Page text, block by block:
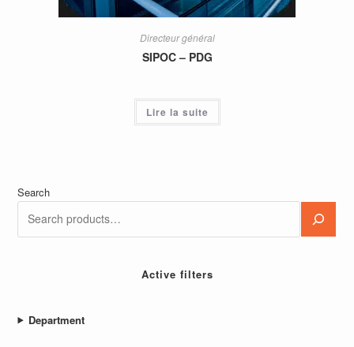
Directeur général
SIPOC – PDG
Lire la suite
Search
Active filters
Department